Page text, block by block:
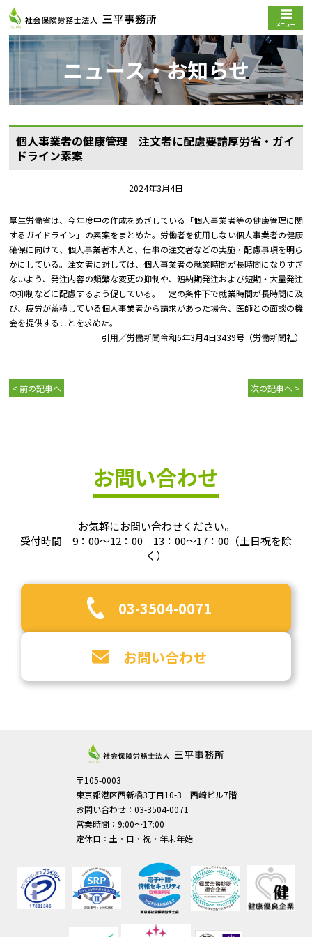
メニュー
ニュース・お知らせ
個人事業者の健康管理 注文者に配慮要請――厚労省・ガイ
ドライン素案
2024年3月4日
厚生労働省は、今年度中の作成をめざしている「個人事業者等の健康管理に関
するガイドライン」の素案をまとめた。労働者を使用しない個人事業者の健康
確保に向けて、個人事業者本人と、仕事の注文者などの実施・配慮事項を明ら
かにしている。注文者に対しては、個人事業者の就業時間が長時間になりすぎ
ないよう、発注内容の頻繁な変更の抑制や、短納期発注および短期・大量発注
の抑制などに配慮するよう促している。一定の条件下で就業時間が長時間に及
び、疲労が蓄積している個人事業者から請求があった場合、医師との面談の機
会を提供することを求めた。
引用／労働新聞令和6年3月4日3439号（労働新聞社）
< 前の記事へ 次の記事へ >
お問い合わせ
お気軽にお問い合わせください。
受付時間 9：00～12：00 13：00～17：00（土日祝を除
く）
03-3504-0071
お問い合わせ
〒105-0003
東京都港区西新橋3丁目10-3 西崎ビル7階
お問い合わせ：03-3504-0071
営業時間：9:00～17:00
定休日：土・日・祝・年末年始